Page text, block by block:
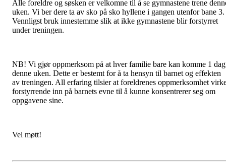
Alle foreldre og søsken er velkomne til å se gymnastene trene
uken. Vi ber dere ta av sko på sko hyllene i gangen utenfor bane 3.
Vennligst bruk innestemme slik at ikke gymnastene blir forstyrret
under treningen.
NB! Vi gjør oppmerksom på at hver familie bare kan komme 1 dag
denne uken. Dette er bestemt for å ta hensyn til barnet og effekten
av treningen. All erfaring tilsier at foreldrenes oppmerksomhet
forstyrrende inn på barnets evne til å kunne konsentrerer seg om
oppgavene sine.
Vel møtt!